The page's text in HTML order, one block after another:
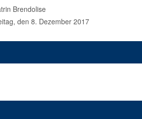
Brendolise
den 8. Dezember 2017